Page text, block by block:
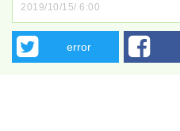
2019/10/15/ 6:00
error